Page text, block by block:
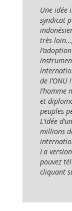
Une idée
syndicat
très
l’adoption
de l’ONU
l’homme
et
peuples
L’idée
millions
La
pouvez
cliquant